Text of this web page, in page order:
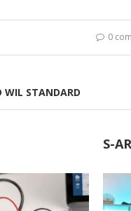
0
STANDARD
S-